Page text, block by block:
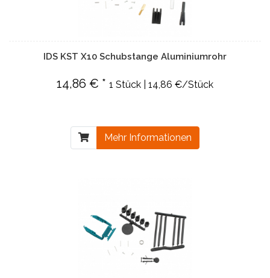
IDS KST X10 Schubstange Aluminiumrohr
14,86 € * 1 Stück | 14,86 €/Stück
Mehr Informationen